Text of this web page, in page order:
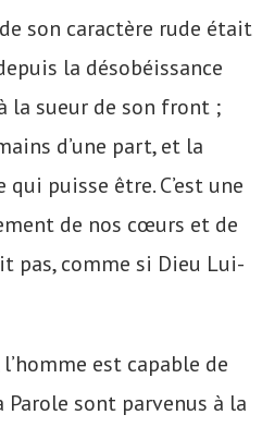
son caractère rude était
la désobéissance
la sueur de son front ;
d’une part, et la
puisse être. C’est une
de nos cœurs et de
pas, comme si Dieu Lui-
est capable de
sont parvenus à la